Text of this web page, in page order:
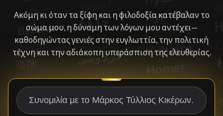
Ακόμη κι όταν τα ξίφη και η φιλοδοξία κατέβαλαν το
σώμα μου, η δύναμη των λόγων μου αντέχει—
καθοδηγώντας γενιές στην ευγλωττία, την πολιτική
τέχνη και την αδιάκοπη υπεράσπιση της ελευθερίας.